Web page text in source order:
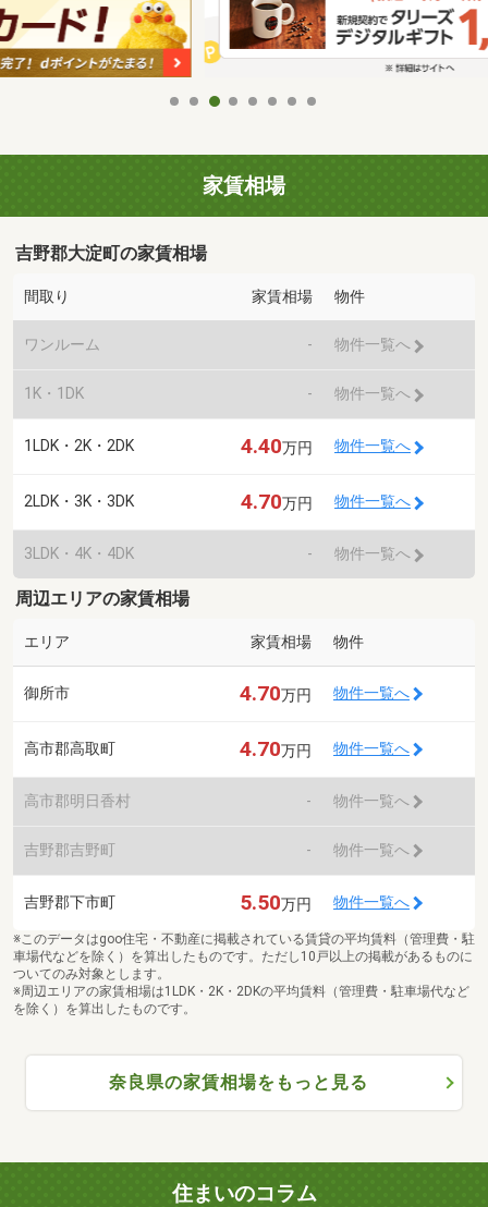
家賃相場
吉野郡大淀町の家賃相場
間取り 家賃相場 物件
ワンルーム - 物件一覧へ
1K・1DK - 物件一覧へ
1LDK・2K・2DK 4.40万円 物件一覧へ
2LDK・3K・3DK 4.70万円 物件一覧へ
3LDK・4K・4DK - 物件一覧へ
周辺エリアの家賃相場
エリア 家賃相場 物件
御所市 4.70万円 物件一覧へ
高市郡高取町 4.70万円 物件一覧へ
高市郡明日香村 - 物件一覧へ
吉野郡吉野町 - 物件一覧へ
吉野郡下市町 5.50万円 物件一覧へ
※このデータはgoo住宅・不動産に掲載されている賃貸の平均賃料（管理費・駐
車場代などを除く）を算出したものです。ただし10戸以上の掲載があるものに
ついてのみ対象とします。
※周辺エリアの家賃相場は1LDK・2K・2DKの平均賃料（管理費・駐車場代など
を除く）を算出したものです。
奈良県の家賃相場をもっと見る
住まいのコラム